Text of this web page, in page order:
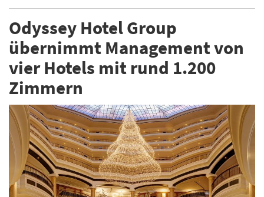
Odyssey Hotel Group
übernimmt Management von
vier Hotels mit rund 1.200
Zimmern